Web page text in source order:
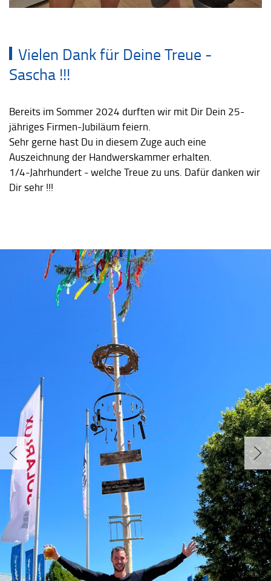
Vielen Dank für Deine Treue -
Sascha !!!
Bereits im Sommer 2024 durften wir mit Dir Dein 25-
jähriges Firmen-Jubiläum feiern.
Sehr gerne hast Du in diesem Zuge auch eine
Auszeichnung der Handwerskammer erhalten.
1/4-Jahrhundert - welche Treue zu uns. Dafür danken wir
Dir sehr !!!